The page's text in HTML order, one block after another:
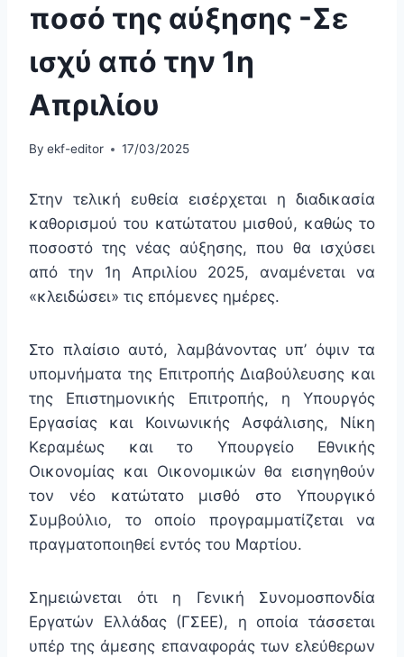
ποσό της αύξησης -Σε
ισχύ από την 1η
Απριλίου
By ekf-editor 17/03/2025
Στην τελική ευθεία εισέρχεται η διαδικασία
καθορισμού του κατώτατου μισθού, καθώς το
ποσοστό της νέας αύξησης, που θα ισχύσει
από την 1η Απριλίου 2025, αναμένεται να
«κλειδώσει» τις επόμενες ημέρες.
Στο πλαίσιο αυτό, λαμβάνοντας υπ’ όψιν τα
υπομνήματα της Επιτροπής Διαβούλευσης και
της Επιστημονικής Επιτροπής, η Υπουργός
Εργασίας και Κοινωνικής Ασφάλισης, Νίκη
Κεραμέως και το Υπουργείο Εθνικής
Οικονομίας και Οικονομικών θα εισηγηθούν
τον νέο κατώτατο μισθό στο Υπουργικό
Συμβούλιο, το οποίο προγραμματίζεται να
πραγματοποιηθεί εντός του Μαρτίου.
Σημειώνεται ότι η Γενική Συνομοσπονδία
Εργατών Ελλάδας (ΓΣΕΕ), η οποία τάσσεται
υπέρ της άμεσης επαναφοράς των ελεύθερων